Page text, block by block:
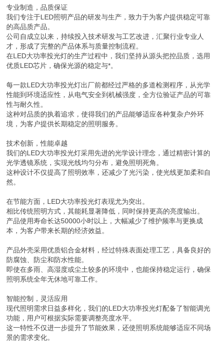
专业制造，品质保证
我们专注于LED照明产品的研发与生产，致力于为客户提供稳定可靠
的高品质产品。
公司自成立以来，持续投入技术研发与工艺改进，汇聚行业专业人
才，形成了完整的产品体系与质量控制流程。
在LED大功率投光灯的生产过程中，我们坚持从源头把控品质，选用
优质LED芯片，确保光源的稳定与*。
每一款LED大功率投光灯出厂前都经过严格的多道检测程序，从光学
性能到环境适应性，从电气安全到机械强度，全方位验证产品的可靠
性与耐久性。
这种对品质的执着追求，使得我们的产品能够适应各种复杂户外环
境，为客户提供长期稳定的照明服务。
技术创新，性能卓越
我们的LED大功率投光灯采用先进的光学设计理念，通过精密计算的
光学透镜系统，实现光线均匀分布，避免照明死角。
这种设计不仅提高了照明效率，还减少了光污染，使光线更加柔和自
然。
在节能方面，LED大功率投光灯表现尤为突出。
相比传统照明方式，其能耗显著降低，同时保持更高的亮度输出。
产品使用寿命长达50000小时以上，大幅减少了维护频率与更换成
本，为客户带来长期的经济效益。
产品外壳采用优质铝合金材料，经过特殊表面处理工艺，具备良好的
防腐蚀、防尘和防水性能。
即使在多雨、高湿度或尘土较多的环境中，也能保持稳定运行，确保
照明系统全年无休地可靠工作。
智能控制，灵活应用
现代照明需求日益多样化，我们的LED大功率投光灯配备了智能调光
功能，用户可根据实际需要调整亮度水平。
这一特性不仅进一步提升了节能效果，还使照明系统能够适应不同场
景的需求变化。